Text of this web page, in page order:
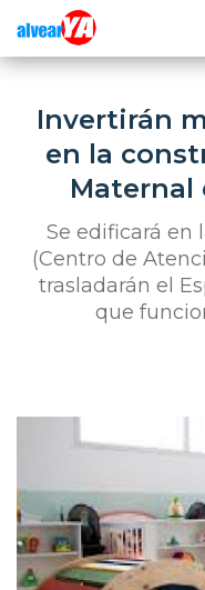
Invertirán
en la
Maternal
Se edificará en
(Centro de
trasladarán el
que